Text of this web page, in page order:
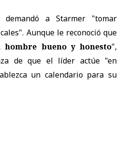
a Starmer "tomar
Aunque le reconoció que
bueno y honesto",
de que el líder actúe "en
un calendario para su